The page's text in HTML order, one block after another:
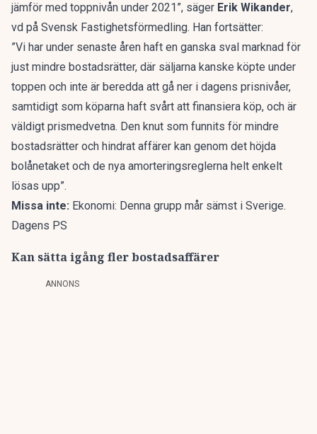
jämför med toppnivån under 2021”, säger Erik Wikander,
vd på Svensk Fastighetsförmedling. Han fortsätter:
”Vi har under senaste åren haft en ganska sval marknad för
just mindre bostadsrätter, där säljarna kanske köpte under
toppen och inte är beredda att gå ner i dagens prisnivåer,
samtidigt som köparna haft svårt att finansiera köp, och är
väldigt prismedvetna. Den knut som funnits för mindre
bostadsrätter och hindrat affärer kan genom det höjda
bolånetaket och de nya amorteringsreglerna helt enkelt
lösas upp”.
Missa inte: Ekonomi: Denna grupp mår sämst i Sverige.
Dagens PS
Kan sätta igång fler bostadsaffärer
ANNONS